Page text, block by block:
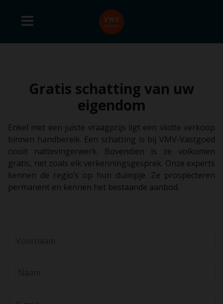
Gratis schatting van uw
eigendom
Enkel met een juiste vraagprijs ligt een vlotte verkoop
binnen handbereik. Een schatting is bij VMV-Vastgoed
nooit nattevingerwerk. Bovendien is ze volkomen
gratis, net zoals elk verkenningsgesprek. Onze experts
kennen de regio’s op hun duimpje. Ze prospecteren
permanent en kennen het bestaande aanbod.